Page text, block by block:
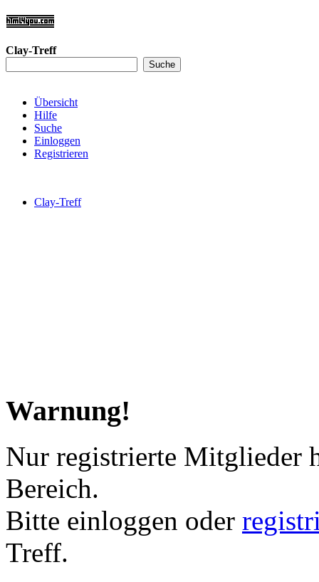
Clay-Treff
Übersicht
Hilfe
Suche
Einloggen
Registrieren
Clay-Treff
Warnung!
Nur registrierte Mitglieder
Bereich.
Bitte einloggen oder
Treff.